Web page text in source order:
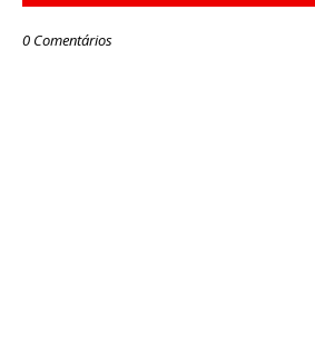
0 Comentários